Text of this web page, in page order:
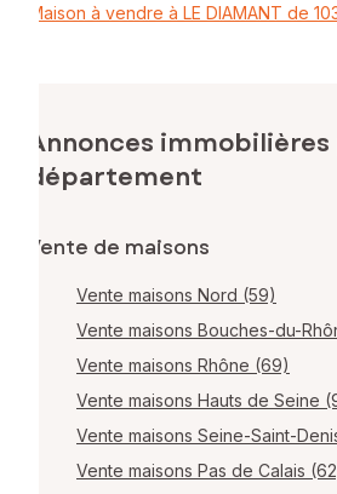
Maison à vendre à LE DIAMANT de
Annonces
département
Vente de maisons
Vente maisons Nord (59)
Vente maisons Bouches-du-
Vente maisons Rhône (69)
Vente maisons Hauts de Seine
Vente maisons Seine-Saint-
Vente maisons Pas de Calais